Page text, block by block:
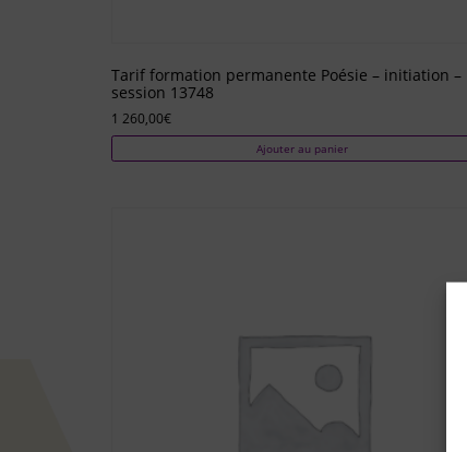
Tarif formation permanente Poésie – initiation –
session 13748
1 260,00€
Ajouter au panier